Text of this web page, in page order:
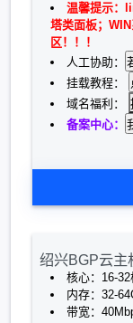
温馨提示：
塔类面板；
区！！！
人工协助：
挂载教程：
域名福利：
备案中心：
绍兴BGP云主
核心：16-32
内存：32-
带宽：